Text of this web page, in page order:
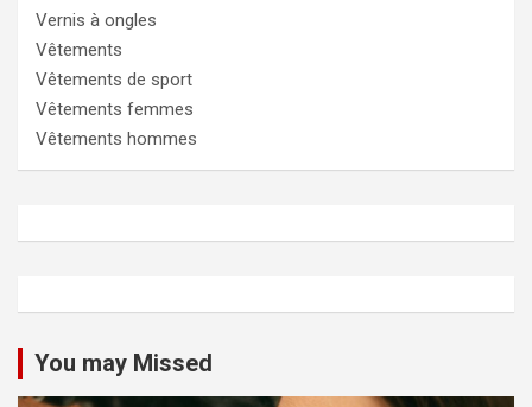
Vernis à ongles
Vêtements
Vêtements de sport
Vêtements femmes
Vêtements hommes
You may Missed